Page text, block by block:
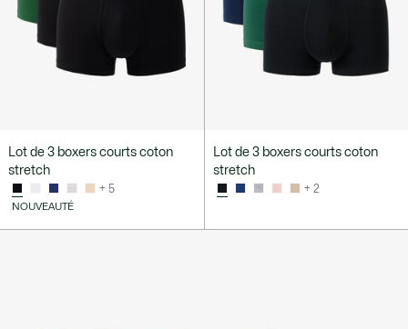
Lot de 3 boxers courts coton
stretch
+ 5
NOUVEAUTÉ
Lot de 3 boxers courts coton
stretch
+ 2